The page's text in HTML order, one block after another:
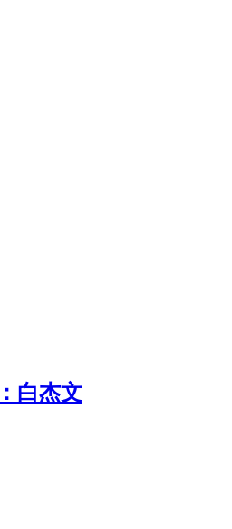
白杰文